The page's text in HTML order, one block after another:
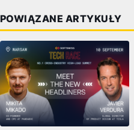
POWIĄZANE ARTYKUŁY